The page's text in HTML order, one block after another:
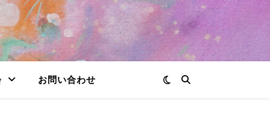
お問い合わせ